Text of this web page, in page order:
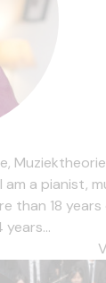
Muziektheorie
am a pianist,
than 18